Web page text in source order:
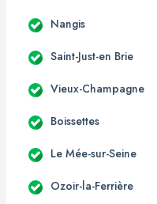
Nangis
Saint-Just-en Brie
Vieux-Champagne
Boissettes
Le Mée-sur-Seine
Ozoir-la-Ferrière